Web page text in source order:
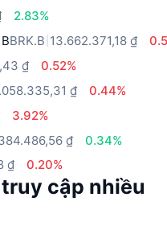
2.83%
BRK.B 13.662.371,18 ₫
₫
0.52%
₫
0.44%
3.92%
₫
0.34%
₫ 0.20%
cập nhiều